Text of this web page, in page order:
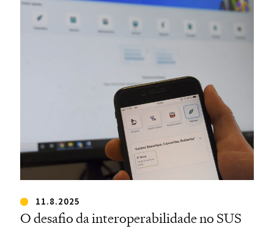
11.8.2025
O desafio da interoperabilidade no SUS